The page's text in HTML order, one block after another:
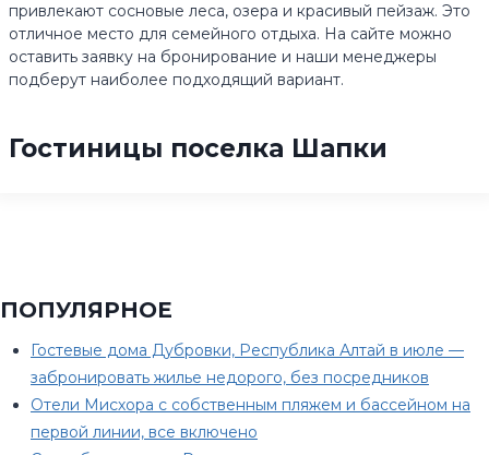
привлекают сосновые леса, озера и красивый пейзаж. Это
отличное место для семейного отдыха. На сайте можно
оставить заявку на бронирование и наши менеджеры
подберут наиболее подходящий вариант.
Гостиницы поселка Шапки
ПОПУЛЯРНОЕ
Гостевые дома Дубровки, Республика Алтай в июле —
забронировать жилье недорого, без посредников
Отели Мисхора с собственным пляжем и бассейном на
первой линии, все включено